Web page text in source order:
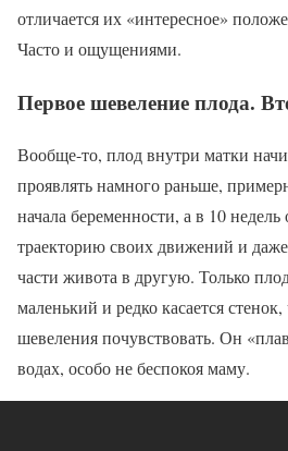
отличается их «интересное»
Часто и ощущениями.
Первое шевеление плода.
Вообще-то, плод внутри матки
проявлять намного раньше,
начала беременности, а в 10
траекторию своих движений и
части живота в другую. Только
маленький и редко касается
шевеления почувствовать. Он
водах, особо не беспокоя маму.